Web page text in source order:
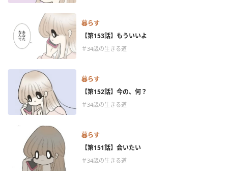
暮らす
【第153話】もういいよ
＃34歳の生きる道
暮らす
【第152話】今の、何？
＃34歳の生きる道
暮らす
【第151話】会いたい
＃34歳の生きる道